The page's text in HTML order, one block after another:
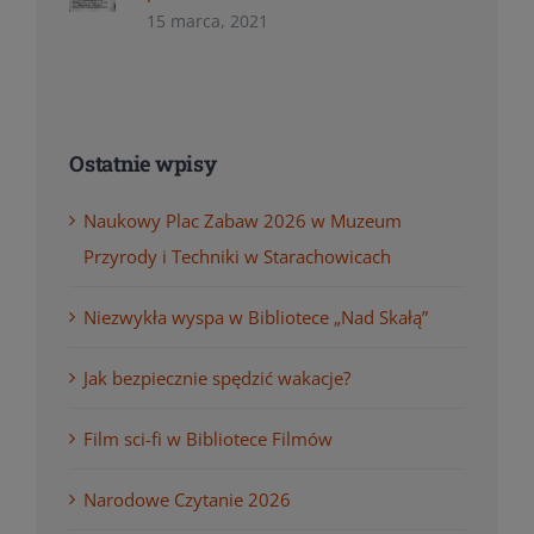
15 marca, 2021
Ostatnie wpisy
Naukowy Plac Zabaw 2026 w Muzeum
Przyrody i Techniki w Starachowicach
Niezwykła wyspa w Bibliotece „Nad Skałą”
Jak bezpiecznie spędzić wakacje?
Film sci-fi w Bibliotece Filmów
Narodowe Czytanie 2026